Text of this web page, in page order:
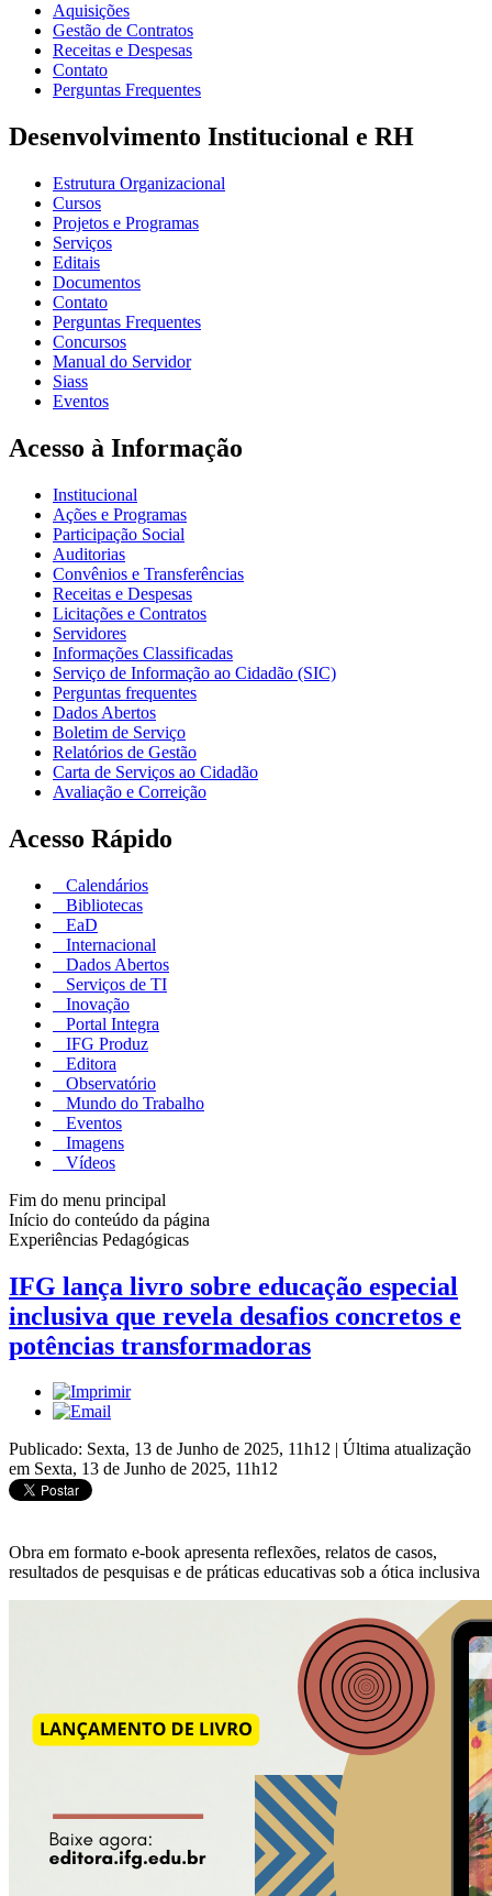
Aquisições
Gestão de Contratos
Receitas e Despesas
Contato
Perguntas Frequentes
Desenvolvimento Institucional e RH
Estrutura Organizacional
Cursos
Projetos e Programas
Serviços
Editais
Documentos
Contato
Perguntas Frequentes
Concursos
Manual do Servidor
Siass
Eventos
Acesso à Informação
Institucional
Ações e Programas
Participação Social
Auditorias
Convênios e Transferências
Receitas e Despesas
Licitações e Contratos
Servidores
Informações Classificadas
Serviço de Informação ao Cidadão (SIC)
Perguntas frequentes
Dados Abertos
Boletim de Serviço
Relatórios de Gestão
Carta de Serviços ao Cidadão
Avaliação e Correição
Acesso Rápido
Calendários
Bibliotecas
EaD
Internacional
Dados Abertos
Serviços de TI
Inovação
Portal Integra
IFG Produz
Editora
Observatório
Mundo do Trabalho
Eventos
Imagens
Vídeos
Fim do menu principal
Início do conteúdo da página
Experiências Pedagógicas
IFG lança livro sobre educação especial
inclusiva que revela desafios concretos e
potências transformadoras
Publicado: Sexta, 13 de Junho de 2025, 11h12 | Última atualização
em Sexta, 13 de Junho de 2025, 11h12
Obra em formato e-book apresenta reflexões, relatos de casos,
resultados de pesquisas e de práticas educativas sob a ótica inclusiva